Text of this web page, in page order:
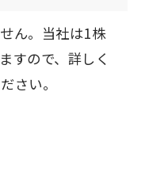
ん。当社は1株
すので、詳しく
さい。